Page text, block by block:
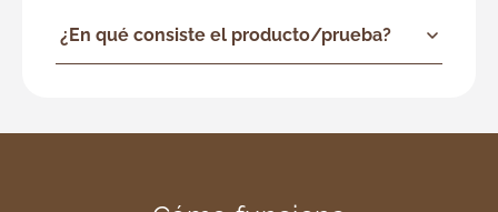
¿En qué consiste el producto/prueba?